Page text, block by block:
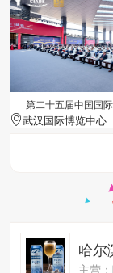
第二十五届中国国
武汉国际博览中心
哈尔
主营